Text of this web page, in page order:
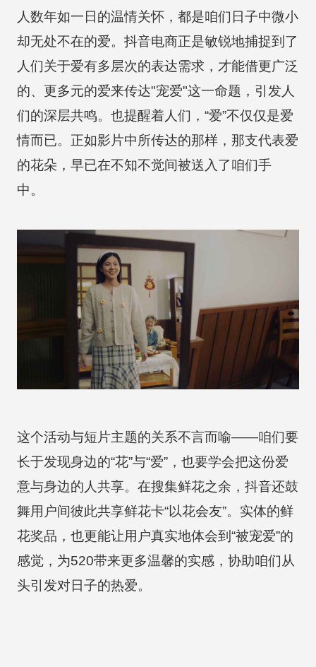
人数年如一日的温情关怀，都是咱们日子中微小
却无处不在的爱。抖音电商正是敏锐地捕捉到了
人们关于爱有多层次的表达需求，才能借更广泛
的、更多元的爱来传达"宠爱"这一命题，引发人
们的深层共鸣。也提醒着人们，“爱”不仅仅是爱
情而已。正如影片中所传达的那样，那支代表爱
的花朵，早已在不知不觉间被送入了咱们手
中。
这个活动与短片主题的关系不言而喻——咱们要
长于发现身边的“花”与“爱”，也要学会把这份爱
意与身边的人共享。在搜集鲜花之余，抖音还鼓
舞用户间彼此共享鲜花卡“以花会友”。实体的鲜
花奖品，也更能让用户真实地体会到“被宠爱”的
感觉，为520带来更多温馨的实感，协助咱们从
头引发对日子的热爱。